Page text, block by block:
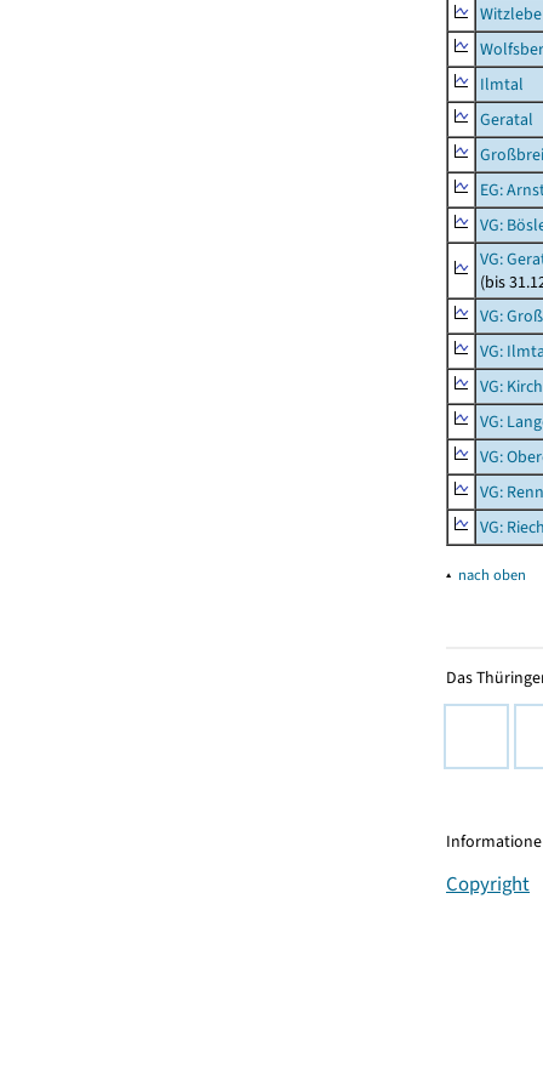
Ilmtal
Geratal
EG:
VG:
VG:
(bis
VG:
VG:
VG:
VG:
VG:
VG:
VG:
▴ nach oben
Das
Copyright